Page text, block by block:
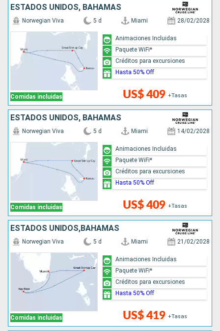
ESTADOS UNIDOS, BAHAMAS
Comidas incluidas
Norwegian Viva 5 d Miami 28/02/2028
US$ 409 +Tasas
Animaciones Incluidas
Paquete WiFi*
Créditos para excursiones
Hasta 50% Off
ESTADOS UNIDOS, BAHAMAS
Comidas incluidas
Norwegian Viva 5 d Miami 14/02/2028
US$ 409 +Tasas
Animaciones Incluidas
Paquete WiFi*
Créditos para excursiones
Hasta 50% Off
ESTADOS UNIDOS,BAHAMAS
Comidas incluidas
Norwegian Viva 5 d Miami 21/02/2028
US$ 419 +Tasas
Animaciones Incluidas
Paquete WiFi*
Créditos para excursiones
Hasta 50% Off